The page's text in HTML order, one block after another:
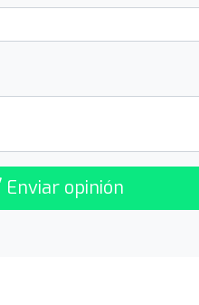
Enviar opinión